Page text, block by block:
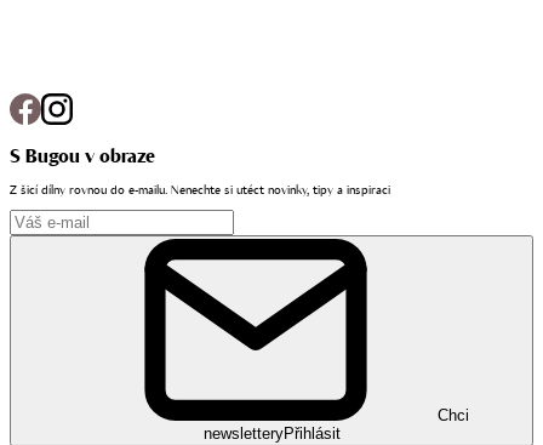
S Bugou v obraze
Z šicí dílny rovnou do e-mailu. Nenechte si utéct novinky, tipy a inspiraci
Chci
newsletteryPřihlásit